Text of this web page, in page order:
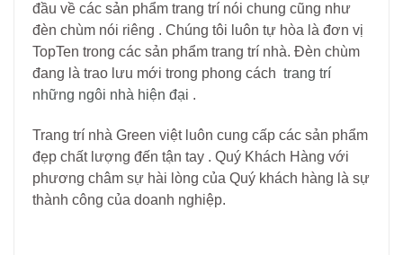
đầu về các sản phẩm trang trí nói chung cũng như
đèn chùm nói riêng . Chúng tôi luôn tự hòa là đơn vị
TopTen trong các sản phẩm trang trí nhà. Đèn chùm
đang là trao lưu mới trong phong cách trang trí
những ngôi nhà hiện đại .
Trang trí nhà Green việt luôn cung cấp các sản phẩm
đẹp chất lượng đến tận tay . Quý Khách Hàng với
phương châm sự hài lòng của Quý khách hàng là sự
thành công của doanh nghiệp.